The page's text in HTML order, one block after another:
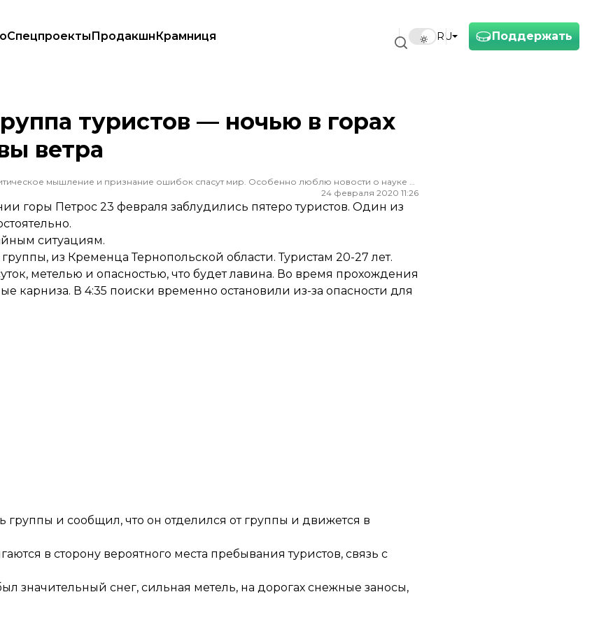
Поддержать
RU
СпецпроектыПродакшнКрамниця
и порывы ветра
туристов — ночью в горах
ветра
Редактор ленты новостей hromadske. Считаю, что уважение к каждому, критическое мышление и признание ошибок спасут мир. Особенно люблю новости о науке и космос
24 февраля 2020 11:26
горы Петрос 23 февраля заблудились пятеро туристов. Один из
ситуациям.
из Кременца Тернопольской области. Туристам 20-27 лет.
метелью и опасностью, что будет лавина. Во время прохождения
карниза. В 4:35 поиски временно остановили из-за опасности для
группы и сообщил, что он отделился от группы и движется в
в сторону вероятного места пребывания туристов, связь с
значительный снег, сильная метель, на дорогах снежные заносы,